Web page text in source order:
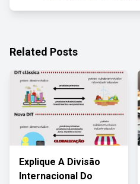
Related Posts
Explique A Divisão
Internacional Do